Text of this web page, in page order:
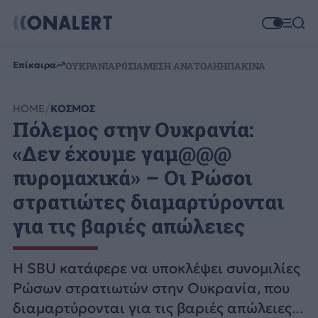
Επίκαιρα ΟΥΚΡΑΝΙΑΡΩΣΙΑΜΕΣΗ ΑΝΑΤΟΛΗΗΠΑΚΙΝΑ
HOME ΚΟΣΜΟΣ
Πόλεμος στην Ουκρανία:
«Δεν έχουμε γαμ@@@
πυρομαχικά» – Οι Ρώσοι
στρατιώτες διαμαρτύρονται
για τις βαριές απώλειες
Η SBU κατάφερε να υποκλέψει συνομιλίες
Ρώσων στρατιωτών στην Ουκρανία, που
διαμαρτύρονται για τις βαριές απώλειες